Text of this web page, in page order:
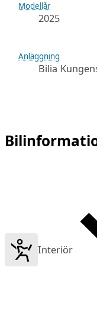
Modellår
2025
Anläggning
Bilia
Interiör